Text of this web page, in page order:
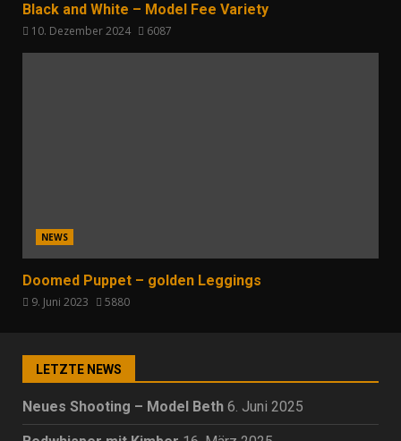
Black and White – Model Fee Variety
10. Dezember 2024 6087
NEWS
Doomed Puppet – golden Leggings
9. Juni 2023 5880
LETZTE NEWS
Neues Shooting – Model Beth 6. Juni 2025